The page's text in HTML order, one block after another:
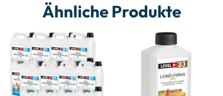
Ähnliche Produkte